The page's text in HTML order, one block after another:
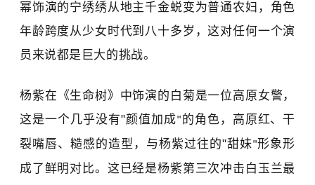
幂饰演的宁绣绣从地主千金蜕变为普通农妇， 角色
年龄跨度从少女时代到八十多岁，这对任何一个演
员来说都是巨大的挑战。
杨紫在《生命树》中饰演的白菊是一位高原女警，
这是一个几乎没有"颜值加成"的角色 ， 高原红、干
裂嘴唇、糙感的造型，与杨紫过往的"甜妹"形象形
成了鲜明对比。 这已经是杨紫第三次冲击白玉兰最